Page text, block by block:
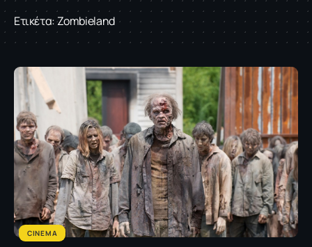
Ετικέτα:Zombieland
CINEMA